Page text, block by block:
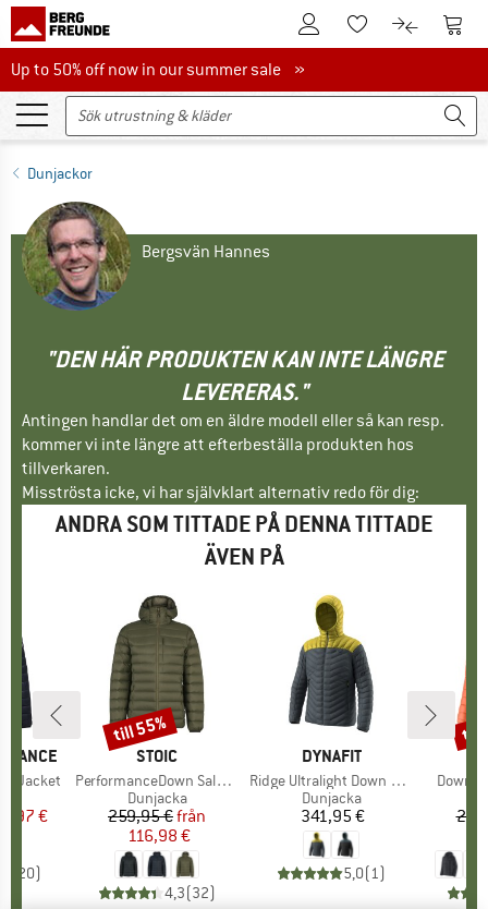
Till kundkontotTill minneslistan.
Till Till
Up to 50% off now in our summer sale
Up to 50% off now in our summer sale »
Dunjackor
Bergsvän Hannes
"DEN HÄR PRODUKTEN KAN INTE LÄNGRE
LEVERERAS."
Antingen handlar det om en äldre modell eller så kan resp.
kommer vi inte längre att efterbeställa produkten hos
tillverkaren.
Misströsta icke, vi har självklart alternativ redo för dig:
ANDRA SOM TITTADE PÅ DENNA TITTADE
ÄVEN PÅ
Jacket
pris
€
20)
VARUMÄRKE
STOIC
Produkter
PerformanceDown SalmiSt. Jacket with Hood
Produktgrupp
Dunjacka
Pris
259,95 €Reducerat pris
från
116,98 €
4,3(32)
Rabatt
till 55%
VARUMÄRKE
DYNAFIT
Produkter
Ridge Ultralight Down Jacket
Produktgrupp
Dunjacka
Pris
341,95 €
5,0(1)
Down
till